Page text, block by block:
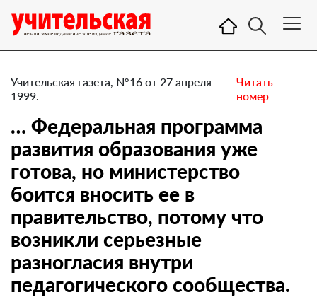
Учительская газета, №16 от 27 апреля
1999.
Читать
номер
… Федеральная программа
развития образования уже
готова, но министерство
боится вносить ее в
правительство, потому что
возникли серьезные
разногласия внутри
педагогического сообщества.